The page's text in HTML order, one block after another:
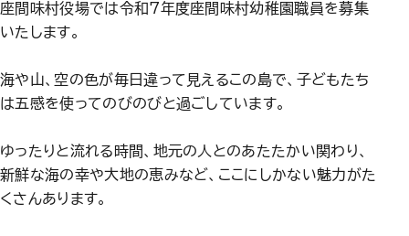
座間味村役場では令和7年度座間味村幼稚園職員を募集
いたします。
海や山、空の色が毎日違って見えるこの島で、子どもたち
は五感を使ってのびのびと過ごしています。
ゆったりと流れる時間、地元の人とのあたたかい関わり、
新鮮な海の幸や大地の恵みなど、ここにしかない魅力がた
くさんあります。